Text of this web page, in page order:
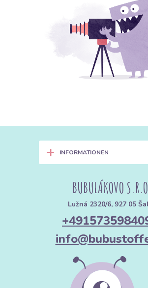
+ INFORMATIONEN
BUBULÁKOVO S.R.O
Lužná 2320/6, 927 05